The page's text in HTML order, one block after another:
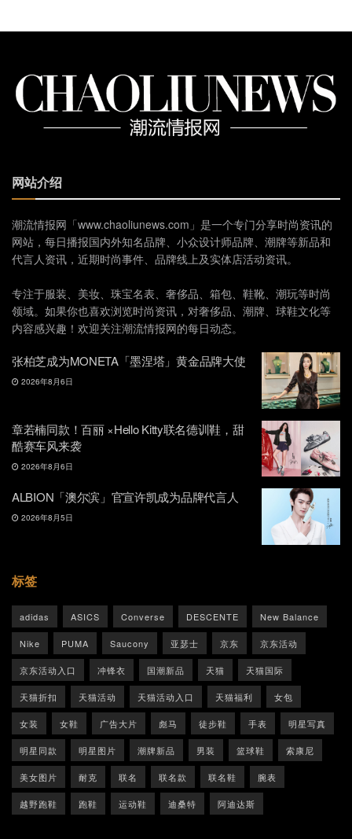
网站介绍
潮流情报网「www.chaoliunews.com」是一个专门分享时尚资讯的
网站，每日播报国内外知名品牌、小众设计师品牌、潮牌等新品和
代言人资讯，近期时尚事件、品牌线上及实体店活动资讯。
专注于服装、美妆、珠宝名表、奢侈品、箱包、鞋靴、潮玩等时尚
领域。如果你也喜欢浏览时尚资讯，对奢侈品、潮牌、球鞋文化等
内容感兴趣！欢迎关注潮流情报网的每日动态。
张柏芝成为MONETA「墨涅塔」黄金品牌大使
2026年8月6日
章若楠同款！百丽 ×Hello Kitty联名德训鞋，甜
酷赛车风来袭
2026年8月6日
ALBION「澳尔滨」官宣许凯成为品牌代言人
2026年8月5日
标签
adidas ASICS Converse DESCENTE New Balance
Nike PUMA Saucony 亚瑟士 京东 京东活动
京东活动入口 冲锋衣 国潮新品 天猫 天猫国际
天猫折扣 天猫活动 天猫活动入口 天猫福利 女包
女装 女鞋 广告大片 彪马 徒步鞋 手表 明星写真
明星同款 明星图片 潮牌新品 男装 篮球鞋 索康尼
美女图片 耐克 联名 联名款 联名鞋 腕表
越野跑鞋 跑鞋 运动鞋 迪桑特 阿迪达斯